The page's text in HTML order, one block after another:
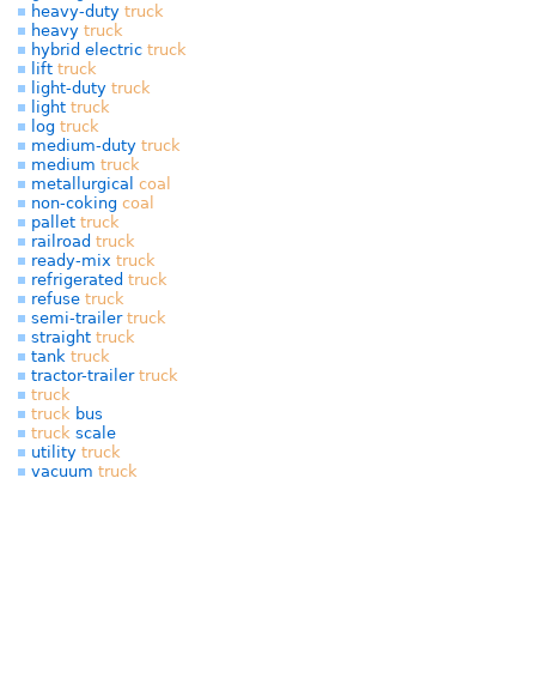
heavy-duty truck
heavy truck
hybrid electric truck
lift truck
light-duty truck
light truck
log truck
medium-duty truck
medium truck
metallurgical coal
non-coking coal
pallet truck
railroad truck
ready-mix truck
refrigerated truck
refuse truck
semi-trailer truck
straight truck
tank truck
tractor-trailer truck
truck
truck bus
truck scale
utility truck
vacuum truck